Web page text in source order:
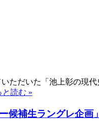
ただいた「池上彰の
と読む »
候補生ラングレ企